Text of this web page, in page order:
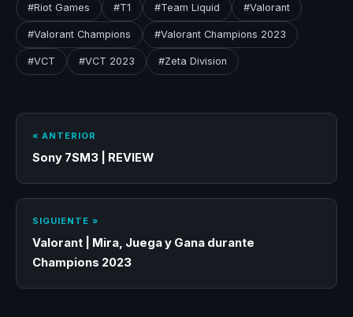
#Riot Games #T1 #Team Liquid #Valorant
#Valorant Champions #Valorant Champions 2023
#VCT #VCT 2023 #Zeta Division
« ANTERIOR
Sony 7SM3 | REVIEW
SIGUIENTE »
Valorant | Mira, Juega y Gana durante
Champions 2023